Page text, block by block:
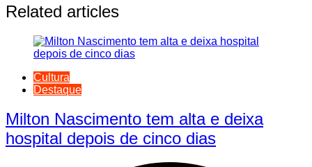
Related articles
Cultura
Destaque
Milton Nascimento tem alta e deixa
hospital depois de cinco dias